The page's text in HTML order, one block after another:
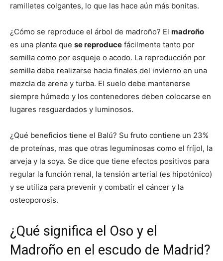
ramilletes colgantes, lo que las hace aún más bonitas.
¿Cómo se reproduce el árbol de madroño? El madroño
es una planta que se reproduce fácilmente tanto por
semilla como por esqueje o acodo. La reproducción por
semilla debe realizarse hacia finales del invierno en una
mezcla de arena y turba. El suelo debe mantenerse
siempre húmedo y los contenedores deben colocarse en
lugares resguardados y luminosos.
¿Qué beneficios tiene el Balú? Su fruto contiene un 23%
de proteínas, mas que otras leguminosas como el fríjol, la
arveja y la soya. Se dice que tiene efectos positivos para
regular la función renal, la tensión arterial (es hipotónico)
y se utiliza para prevenir y combatir el cáncer y la
osteoporosis.
¿Qué significa el Oso y el
Madroño en el escudo de Madrid?